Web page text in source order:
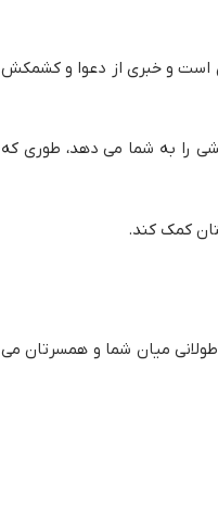
است و خبری از دعوا و کشمکش
را به شما می دهد، طوری که
کمک کند.
میان شما و همسرتان می